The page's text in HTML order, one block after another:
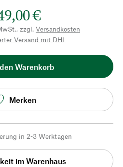
€
zzgl. Versandkosten
Versand mit DHL
Warenkorb
Merken
in 2-3 Werktagen
im Warenhaus